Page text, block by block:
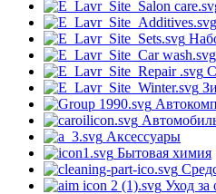
Аксессуары
Бытовая химия
Уход